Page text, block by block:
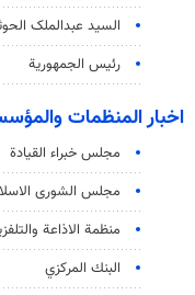
السید عبدالملک
رئيس الجمهورية
اخبار المنظمات
مجلس خبراء القيادة
مجلس الشورى
منظمة الاذاعة
البنك المركزي